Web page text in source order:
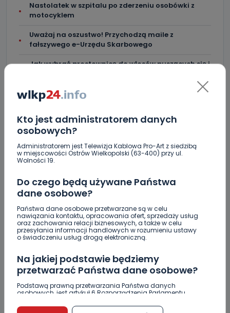
Kto jest administratorem danych
osobowych?
Administratorem jest Telewizja Kablowa Pro-Art z siedzibą
w miejscowości Ostrów Wielkopolski (63-400) przy ul.
Wolności 19.
Do czego będą używane Państwa
dane osobowe?
Państwa dane osobowe przetwarzane są w celu
nawiązania kontaktu, opracowania ofert, sprzedaży usług
oraz zachowania relacji biznesowych, a także w celu
przesyłania informacji handlowych w rozumieniu ustawy
o świadczeniu usług drogą elektroniczną.
Na jakiej podstawie będziemy
przetwarzać Państwa dane osobowe?
Podstawą prawną przetwarzania Państwa danych
osobowych, jest artykuł 6 Rozporządzenia Parlamentu
r. w sprawie ochrony osób fizycznych w związku z
Nastolatek w szpitalu po zderzeniu osobówki z
motocyklem
Uważaj na oszustwo! Przychodzą maile z
fałszywego e-Urzędu Skarbowego
Jak wybrać prostownicę do włosów puszących się i
Jakość wody wróciła (prawie) do normy. Jest
komunikat sanepidu
Zatrzymany w Sośniach. Za połamane tablice
Nowe ustalenia w sprawie OZC. Kto spełnił warunki
przetargu, a kto próbował wrócić do gry?
Rozpoczęły się konsultacje
większy?
KOMENTARZE (2)